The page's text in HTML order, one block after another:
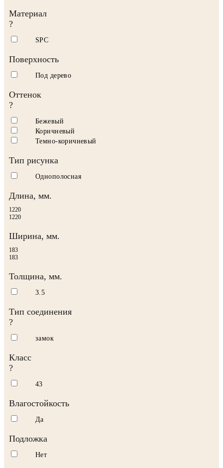
Материал
?
SPC
Поверхность
Под дерево
Оттенок
?
Бежевый
Коричневый
Темно-коричневый
Тип рисунка
Однополосная
Длина, мм.
1220
1220
Ширина, мм.
183
183
Толщина, мм.
3.5
Тип соединения
?
замок
Класс
?
43
Влагостойкость
Да
Подложка
Нет